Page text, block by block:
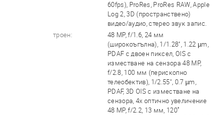
60fps), ProRes, ProRes RAW, Apple
Log 2, 3D (пространствено)
видео/аудио, стерео звук запис.
троен:
48 MP, f/1.6, 24 мм
(широкоъгълна), 1/1.28", 1.22 µm,
PDAF с двоен пиксел, OIS с
изместване на сензора 48 MP,
f/2.8, 100 мм (перископно
телеобектив), 1/2.55", 0.7 µm,
PDAF, 3D OIS с изместване на
сензора, 4x оптично увеличение
48 MP, f/2.2, 13 мм, 120˚